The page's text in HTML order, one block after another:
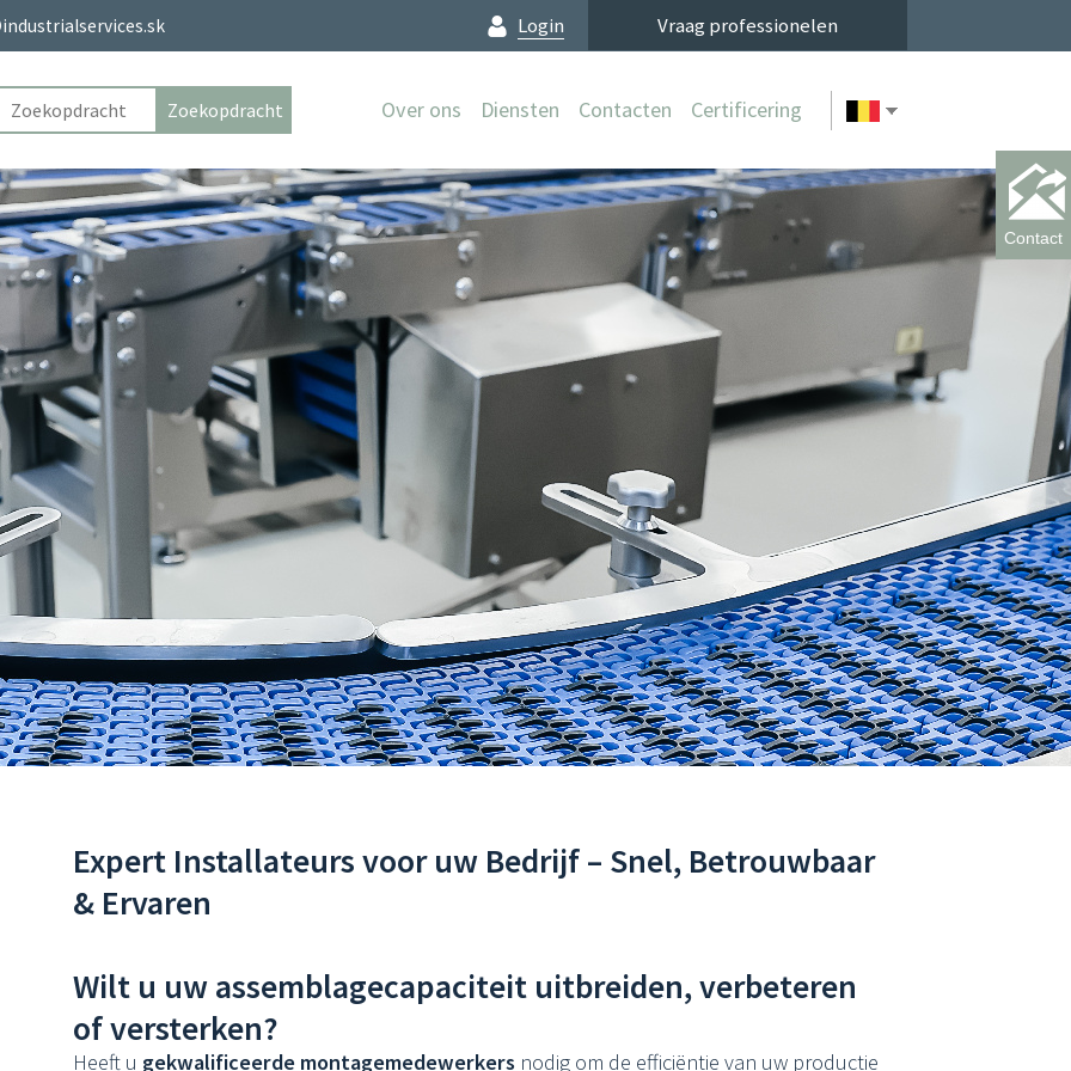
Login Vraag professionelen
Over ons Diensten
Lassers
Pipefitters
Assembleurs
Technici
Steigerbouwers
Contacten Certificering
Contact
Expert Installateurs voor uw Bedrijf – Snel, Betrouwbaar
& Ervaren
Wilt u uw assemblagecapaciteit uitbreiden, verbeteren
of versterken?
Heeft u gekwalificeerde montagemedewerkers nodig om de efficiëntie van uw productie